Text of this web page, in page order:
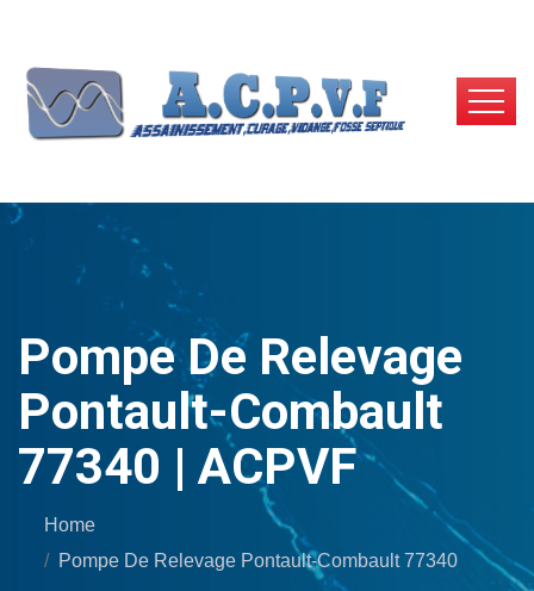
Pompe De Relevage
Pontault-Combault
77340 | ACPVF
Home
Pompe De Relevage Pontault-Combault 77340